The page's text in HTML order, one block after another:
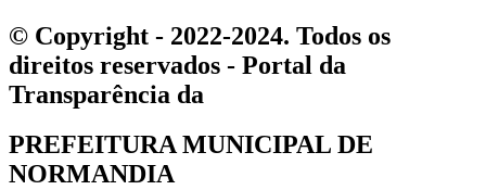
© Copyright - 2022-2024. Todos os
direitos reservados - Portal da
Transparência da
PREFEITURA MUNICIPAL DE
NORMANDIA